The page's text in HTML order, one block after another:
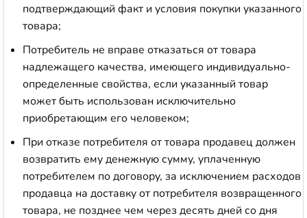
подтверждающий факт и условия покупки указанного
товара;
Потребитель не вправе отказаться от товара
надлежащего качества, имеющего индивидуально-
определенные свойства, если указанный товар
может быть использован исключительно
приобретающим его человеком;
При отказе потребителя от товара продавец должен
возвратить ему денежную сумму, уплаченную
потребителем по договору, за исключением расходов
продавца на доставку от потребителя возвращенного
товара, не позднее чем через десять дней со дня